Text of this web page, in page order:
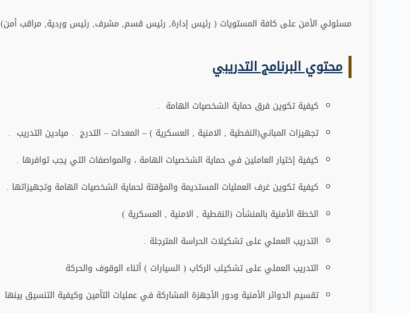
مسئولي الأمن على كافة المستويات ( رئيس إدارة, رئيس قسم, مشرف, رئيس وردية, مراقب أمن)
محتوي البرنامج التدريبي
كيفية تكوين فرق حماية الشخصيات الهامة .
تجهيزات المباني(النفطية , الامنية , العسكرية ) – المعدات – التدرج . ميادين التدريب .
كيفية إختيار العاملين في حماية الشخصيات الهامة ، والمواصفات التي يجب توافرها .
كيفية تكوين غرف العمليات المستديمة والمؤقتة لحماية الشخصيات الهامة وتجهيزاتها .
الخطة الأمنية بالمنشأت (النفطية , الامنية , العسكرية )
التدريب العملي على تشكيلات الحراسة المترجلة .
التدريب العملي على تشكيلب الركاب ( السيارات ) أثناء الوقوف والحركة
تقسيم الدوائر الأمنية ودور الأجهزة المشاركة في عمليات التأمين وكيفية التنسيق بينها